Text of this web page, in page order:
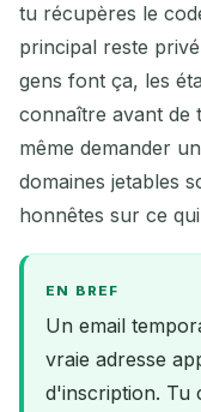
tu récupères le
principal reste
gens font ça, les
connaître avant de
même demander
domaines jetables
honnêtes sur ce
EN BREF
Un email
vraie adresse
d'inscription. Tu